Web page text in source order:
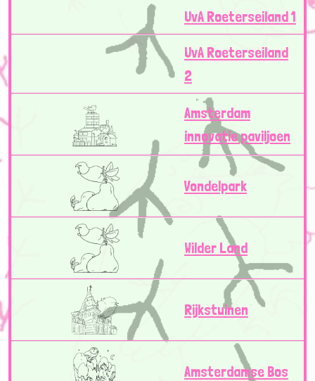
UvA Roeterseiland 1
UvA Roeterseiland
2
Amsterdam
innovatie paviljoen
Vondelpark
Wilder Land
Rijkstuinen
Amsterdamse Bos